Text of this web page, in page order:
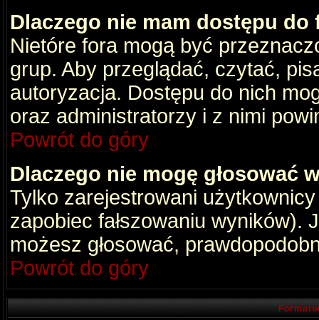
Dlaczego nie mam dostępu do
Nietóre fora mogą być
grup. Aby przeglądać, czytać,
autoryzacja. Dostępu do nich
oraz administratorzy i z nimi
Powrót do góry
Dlaczego nie mogę głosować
Tylko zarejestrowani
zapobiec fałszowaniu wyników).
możesz głosować,
Powrót do góry